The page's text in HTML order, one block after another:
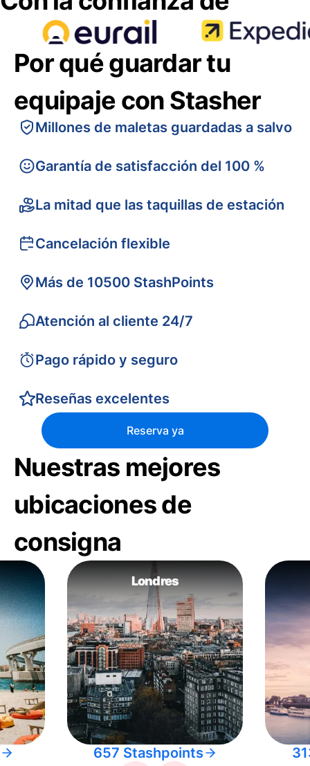
Por qué guardar tu
equipaje con Stasher
Millones de maletas guardadas a salvo
Garantía de satisfacción del 100 %
La mitad que las taquillas de estación
Cancelación flexible
Más de 10500 StashPoints
Atención al cliente 24/7
Pago rápido y seguro
Reseñas excelentes
Reserva ya
Nuestras mejores
ubicaciones de
consigna
Londres
657 Stashpoints